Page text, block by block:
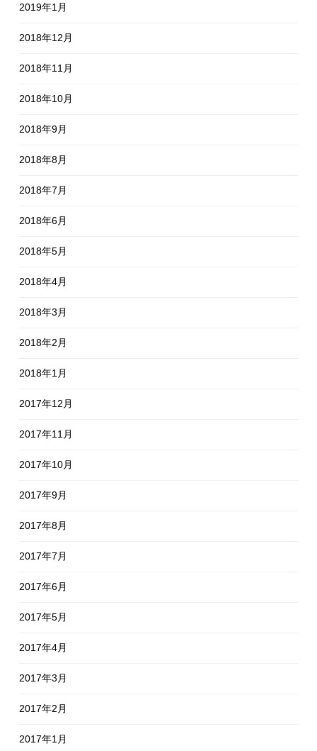
2019年1月
2018年12月
2018年11月
2018年10月
2018年9月
2018年8月
2018年7月
2018年6月
2018年5月
2018年4月
2018年3月
2018年2月
2018年1月
2017年12月
2017年11月
2017年10月
2017年9月
2017年8月
2017年7月
2017年6月
2017年5月
2017年4月
2017年3月
2017年2月
2017年1月